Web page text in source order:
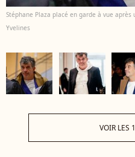
Stéphane Plaza placé en garde à vue
Yvelines
VOIR LES